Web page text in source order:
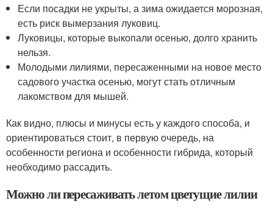
Если посадки не укрыты, а зима ожидается морозная,
есть риск вымерзания луковиц.
Луковицы, которые выкопали осенью, долго хранить
нельзя.
Молодыми лилиями, пересаженными на новое место
садового участка осенью, могут стать отличным
лакомством для мышей.
Как видно, плюсы и минусы есть у каждого способа, и
ориентироваться стоит, в первую очередь, на
особенности региона и особенности гибрида, который
необходимо рассадить.
Можно ли пересаживать летом цветущие лилии